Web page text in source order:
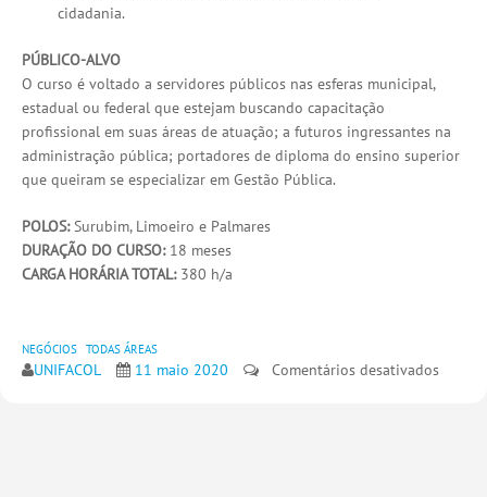
cidadania.
PÚBLICO-ALVO
O curso é voltado a servidores públicos nas esferas municipal,
estadual ou federal que estejam buscando capacitação
profissional em suas áreas de atuação; a futuros ingressantes na
administração pública; portadores de diploma do ensino superior
que queiram se especializar em Gestão Pública.
POLOS:Surubim, Limoeiro e Palmares
DURAÇÃO DO CURSO:18 meses
CARGA HORÁRIA TOTAL:380 h/a
NEGÓCIOS TODAS ÁREAS
UNIFACOL 11 maio 2020 Comentários desativadosem